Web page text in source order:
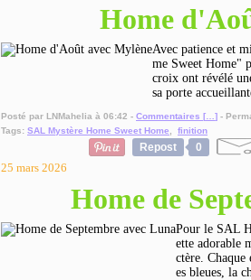
Home
Avec patience et
me Sweet Home"
croix ont révélé
sa porte
Posté par LNMahelia à 06:42 - Commentaires [ ] -
Tags: SAL Mystère Home Sweet Home finition
Repost 0
25 mars 2026
Home de
Pour le SAL
ette adorable
ctère. Chaque
es bleues, la